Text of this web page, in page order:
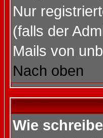
Nur
(falls der
Mails von
Nach oben
Wie